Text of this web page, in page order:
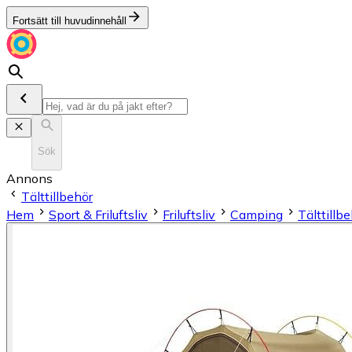
Fortsätt till huvudinnehåll
Sök
Annons
Tälttillbehör
Hem
Sport & Friluftsliv Friluftsliv Camping